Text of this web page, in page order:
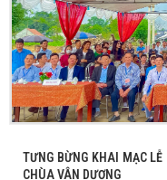
TƯNG BỪNG KHAI MẠC
CHÙA VÂN DƯƠNG